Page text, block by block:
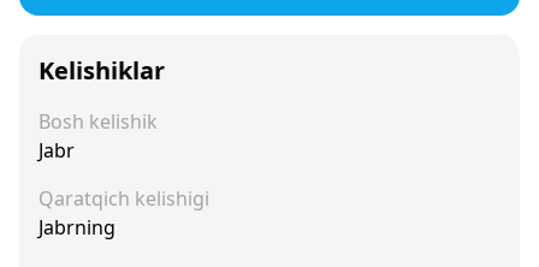
Kelishiklar
Bosh kelishik
Jabr
Qaratqich kelishigi
Jabrning